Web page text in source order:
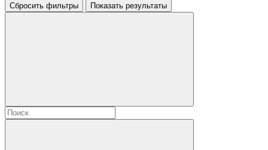
Сбросить фильтры
Показать результаты